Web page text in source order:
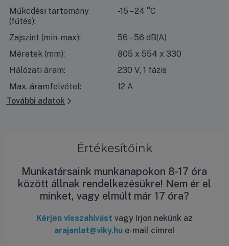
Működési tartomány
(fűtés):
-15 – 24 °C
Zajszint (min-max):
56 – 56 dB(A)
Méretek (mm):
805 x 554 x 330
Hálózati áram:
230 V, 1 fázis
Max. áramfelvétel:
12 A
További adatok
Értékesítőink
Munkatársaink munkanapokon 8-17 óra
között állnak rendelkezésükre! Nem ér el
minket, vagy elmúlt már 17 óra?
Kérjen visszahívást vagy írjon nekünk az
arajanlat@viky.hu e-mail címre!